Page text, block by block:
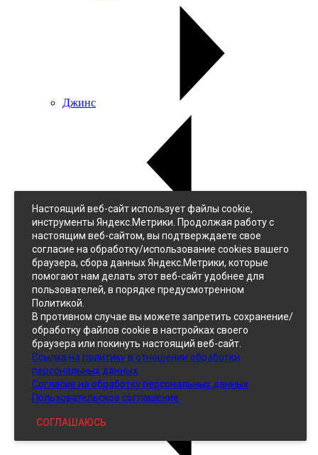
Джинс
Джинс
Однотонный
Принтованный
Кожзам
Настоящий веб-сайт использует файлы cookie,
инструменты Яндекс.Метрики. Продолжая работу с
настоящим веб-сайтом, вы подтверждаете свое
согласие на обработку/использование cookies вашего
браузера, сбора данных Яндекс.Метрики, которые
помогают нам делать этот веб-сайт удобнее для
пользователей, в порядке предусмотренном
Политикой.
В противном случае вы можете запретить сохранение/
обработку файлов cookie в настройках своего
браузера или покинуть настоящий веб-сайт.
Ссылка на политику в отношении обработки
персональных данных
Согласие на обработку персональных данных
Пользовательское соглашение
СОГЛАШАЮСЬ